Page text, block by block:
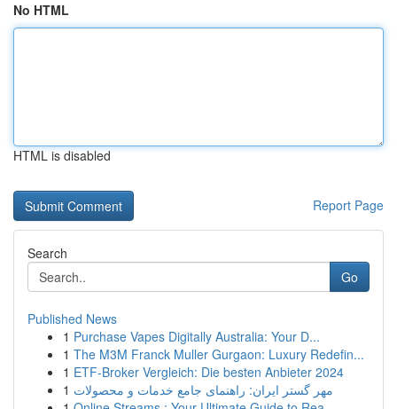
No HTML
HTML is disabled
Report Page
Search
Go
Published News
1 Purchase Vapes Digitally Australia: Your D...
1 The M3M Franck Muller Gurgaon: Luxury Redefin...
1 ETF-Broker Vergleich: Die besten Anbieter 2024
1 مهر گستر ایران: راهنمای جامع خدمات و محصولات